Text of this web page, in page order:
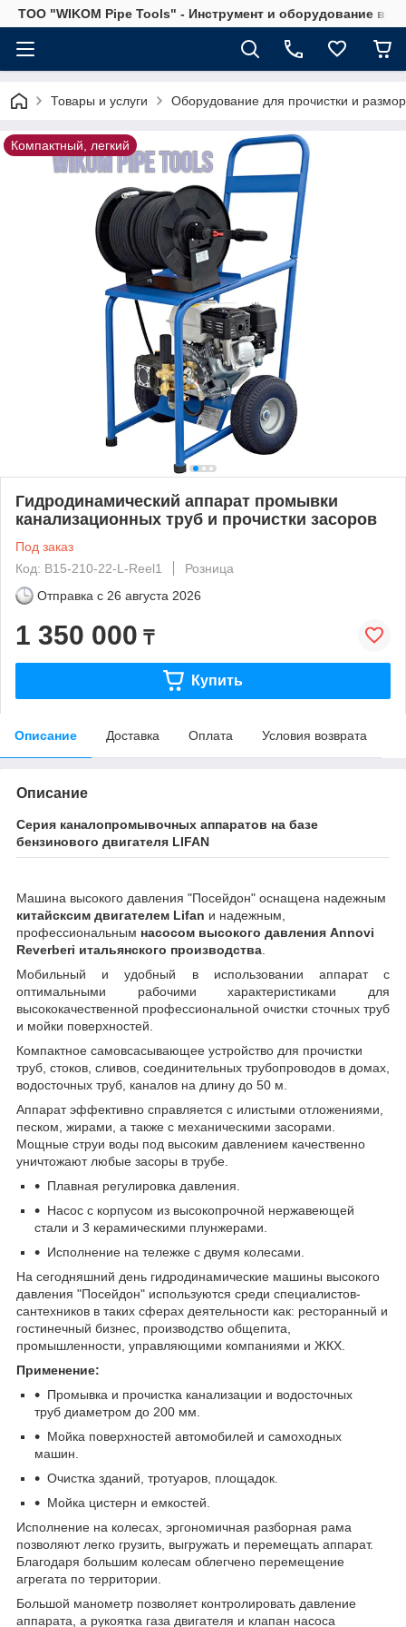
ТОО "WIKOM Pipe Tools" - Инструмент и оборудование в
Товары и услуги Оборудование для прочистки и
Компактный, легкий
Гидродинамический аппарат промывки
канализационных труб и прочистки засоров
Под заказ
Код: B15-210-22-L-Reel1
Розница
Отправка с 26 августа 2026
1 350 000 ₸
Купить
Описание Доставка Оплата Условия возврата
Описание
Серия каналопромывочных аппаратов на базе
бензинового двигателя LIFAN
Машина высокого давления "Посейдон" оснащена надежным
китайсксим двигателем Lifan и надежным,
профессиональным насосом высокого давления Annovi
Reverberi итальянского производства
Мобильный и удобный в использовании аппарат с
оптимальными рабочими характеристиками для
высококачественной профессиональной очистки сточных труб
и мойки поверхностей.
Компактное самовсасывающее устройство для прочистки
труб, стоков, сливов, соединительных трубопроводов в домах,
водосточных труб, каналов на длину до 50 м.
Аппарат эффективно справляется с илистыми отложениями,
песком, жирами, а также с механическими засорами.
Мощные струи воды под высоким давлением качественно
уничтожают любые засоры в трубе.
Плавная регулировка давления.
Насос с корпусом из высокопрочной нержавеющей
стали и 3 керамическими плунжерами.
Исполнение на тележке с двумя колесами.
На сегодняшний день гидродинамические машины высокого
давления "Посейдон" используются среди специалистов-
сантехников в таких сферах деятельности как: ресторанный и
гостинечный бизнес, производство общепита,
промышленности, управляющими компаниями и ЖКХ.
Применение:
Промывка и прочистка канализации и водосточных
труб диаметром до 200 мм.
Мойка поверхностей автомобилей и самоходных
машин.
Очистка зданий, тротуаров, площадок.
Мойка цистерн и емкостей.
Исполнение на колесах, эргономичная разборная рама
позволяют легко грузить, выгружать и перемещать аппарат.
Благодаря большим колесам облегчено перемещение
агрегата по территории.
Большой манометр позволяет контролировать давление
аппарата, а рукоятка газа двигателя и клапан насоса